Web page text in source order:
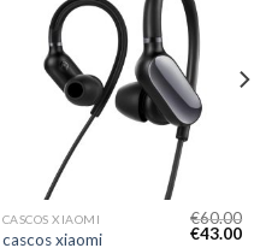
CASCOS XIAOMI
cascos xiaomi
€60.00
€43.00